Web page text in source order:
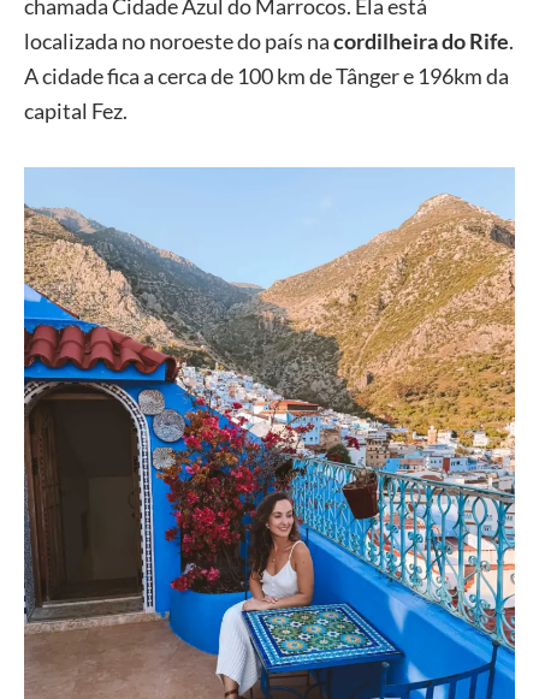
chamada Cidade Azul do Marrocos. Ela está
localizada no noroeste do país nacordilheira do Rife.
A cidade fica a cerca de 100 km de Tânger e 196km da
capital Fez.